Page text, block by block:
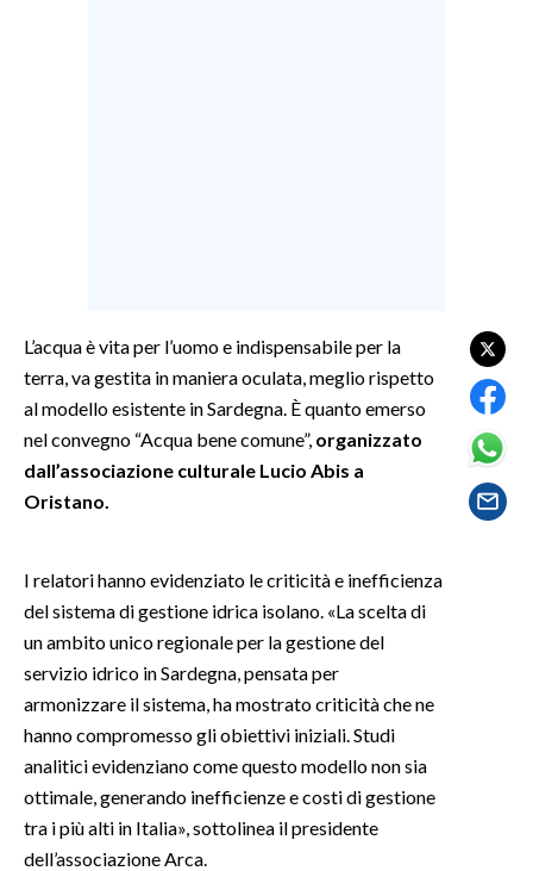
SPETTACOLI
GOSSIP
SALUTE
SARDI NEL MONDO
EVENTI
3 MINUTI CON
INSULARITÀ
L’acqua è vita per l’uomo e indispensabile per la
terra, va gestita in maniera oculata, meglio rispetto
al modello esistente in Sardegna. È quanto emerso
nel convegno “Acqua bene comune”, organizzato
dall’associazione culturale Lucio Abis a
Oristano.
I relatori hanno evidenziato le criticità e inefficienza
del sistema di gestione idrica isolano. «La scelta di
un ambito unico regionale per la gestione del
servizio idrico in Sardegna, pensata per
armonizzare il sistema, ha mostrato criticità che ne
hanno compromesso gli obiettivi iniziali. Studi
analitici evidenziano come questo modello non sia
ottimale, generando inefficienze e costi di gestione
tra i più alti in Italia», sottolinea il presidente
dell’associazione Arca.